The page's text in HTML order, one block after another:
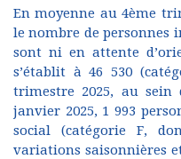
En moyenne au 4ème
le nombre de personnes
sont ni en attente
s’établit à 46 530
trimestre 2025, au sein
janvier 2025, 1 993
social (catégorie F,
variations saisonnières